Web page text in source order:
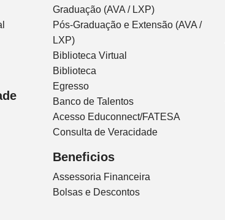
Graduação (AVA / LXP)
Pós-Graduação e Extensão (AVA /
LXP)
Biblioteca Virtual
Biblioteca
Egresso
Banco de Talentos
Acesso Educonnect/FATESA
Consulta de Veracidade
Beneficios
Assessoria Financeira
Bolsas e Descontos